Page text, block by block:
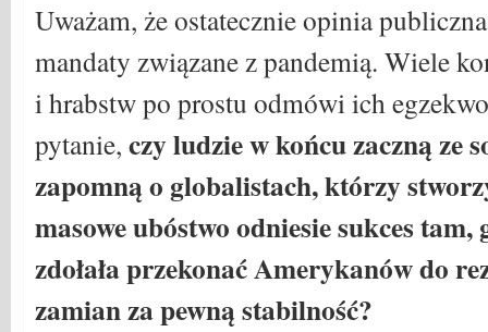
Uważam, że ostatecznie opinia
mandaty związane z pandemią. Wiele
i hrabstw po prostu odmówi ich
pytanie, czy ludzie w końcu zaczną ze
zapomną o globalistach, którzy
masowe ubóstwo odniesie sukces
zdołała przekonać Amerykanów do
zamian za pewną stabilność?